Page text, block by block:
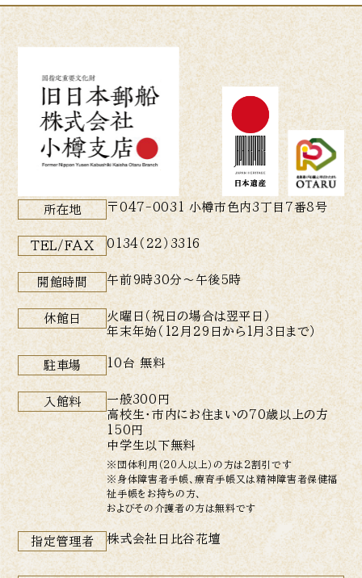
所在地 〒047-0031 小樽市色内3丁目7番8号
TEL/FAX 0134（22）3316
開館時間 午前9時30分〜午後5時
休館日
火曜日（祝日の場合は翌平日）
年末年始（12月29日から1月3日まで）
駐車場 10台 無料
入館料
一般300円
高校生・市内にお住まいの70歳以上の方
150円
中学生以下無料
※団体利用（20人以上）の方は2割引です
※身体障害者手帳、療育手帳又は精神障害者保健福
祉手帳をお持ちの方、
およびその介護者の方は無料です
指定管理者 株式会社日比谷花壇